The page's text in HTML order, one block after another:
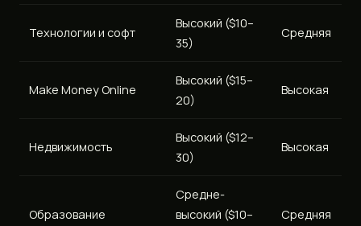
Технологии и софт
Высокий ($10–
35)
Средняя
Make Money Online
Высокий ($15–
20)
Высокая
Недвижимость
Высокий ($12–
30)
Высокая
Образование
Средне-
высокий ($10–
Средняя